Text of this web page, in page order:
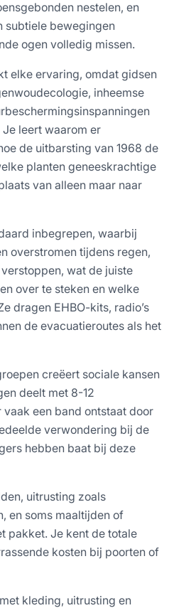
nestelen, en
subtiele bewegingen
ogen volledig missen.
elke ervaring, omdat gidsen
inheemse
leert waarom er
de uitbarsting van 1968 de
planten geneeskrachtige
van alleen maar naar
inbegrepen, waarbij
overstromen tijdens regen,
wat de juiste
over te steken en welke
dragen EHBO-kits, radio’s
de evacuatieroutes als het
creëert sociale kansen
deelt met 8-12
een band ontstaat door
verwondering bij de
hebben baat bij deze
uitrusting zoals
en soms maaltijden of
pakket. Je kent de totale
kosten bij poorten of
kleding, uitrusting en